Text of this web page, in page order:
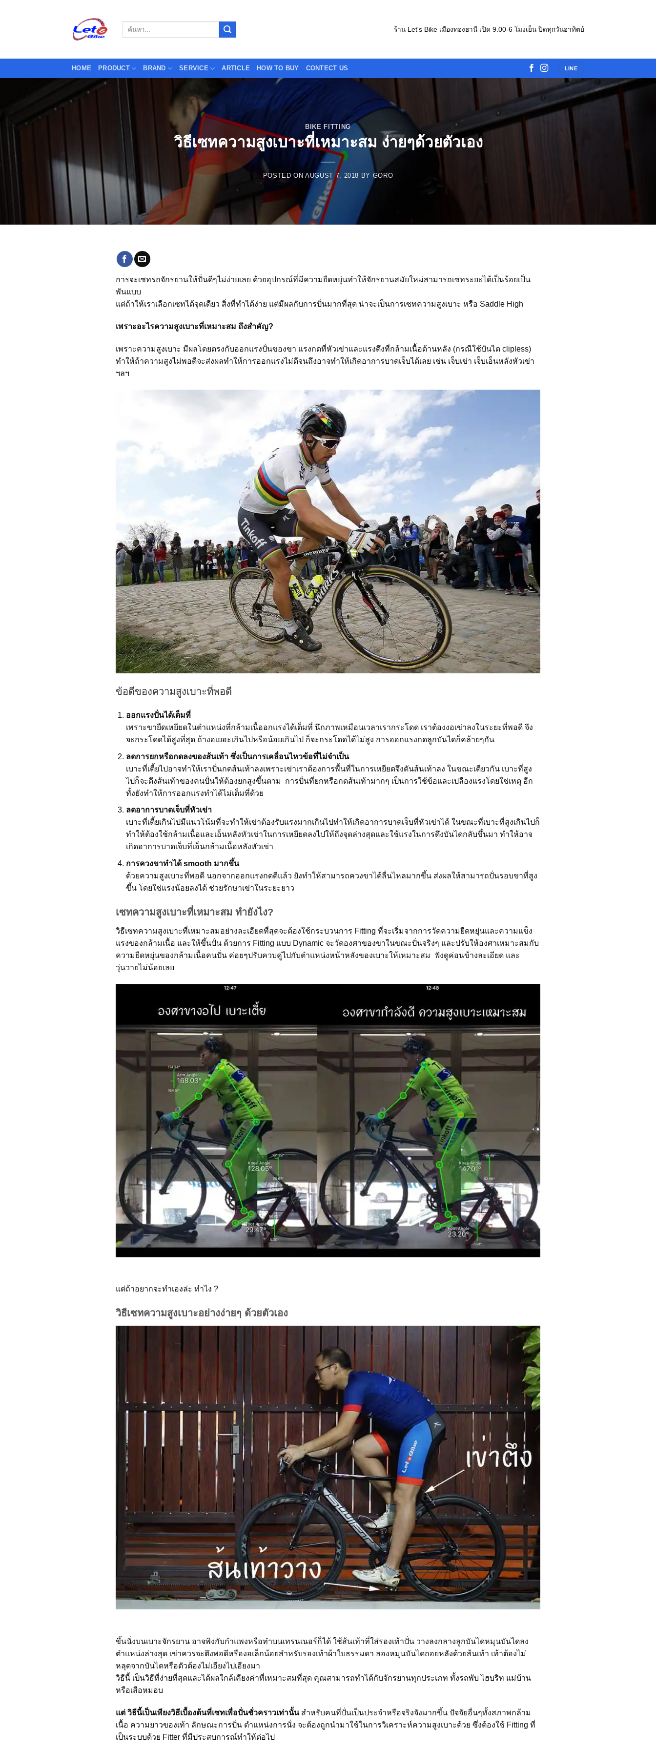
Search
ร้าน Let's Bike เมืองทองธานี เปิด 9.00-6 โมงเย็น ปิดทุกวันอาทิตย์
HOME PRODUCT BRAND SERVICE ARTICLE HOW TO BUY CONTECT US LINE
BIKE FITTING
วิธีเซทความสูงเบาะที่เหมาะสม ง่ายๆด้วยตัวเอง
POSTED ONAUGUST 7, 2018 BY GORO
การจะเซทรถจักรยานให้ปั่นดีๆไม่ง่ายเลย ด้วยอุปกรณ์ที่มีความยืดหยุ่นทำให้จักรยานสมัยใหม่สามารถเซทระยะได้เป็นร้อยเป็น
พันแบบ
แต่ถ้าให้เราเลือกเซทได้จุดเดียว สิ่งที่ทำได้ง่าย แต่มีผลกับการปั่นมากที่สุด น่าจะเป็นการเซทความสูงเบาะ หรือ Saddle High
เพราะอะไรความสูงเบาะที่เหมาะสม ถึงสำคัญ?
เพราะความสูงเบาะ มีผลโดยตรงกับออกแรงปั่นของขา แรงกดที่หัวเข่าและแรงดึงที่กล้ามเนื้อด้านหลัง (กรณีใช้บันได clipless)
ทำให้ถ้าความสูงไม่พอดีจะส่งผลทำให้การออกแรงไม่ดีจนถึงอาจทำให้เกิดอาการบาดเจ็บได้เลย เช่น เจ็บเข่า เจ็บเอ็นหลังหัวเข่า
ฯลฯ
ข้อดีของความสูงเบาะที่พอดี
ออกแรงปั่นได้เต็มที่
เพราะขายืดเหยียดในตำแหน่งที่กล้ามเนื้ออกแรงได้เต็มที่ นึกภาพเหมือนเวลาเรากระโดด เราต้องงอเข่าลงในระยะที่พอดี จึง
จะกระโดดได้สูงที่สุด ถ้างอเยอะเกินไปหรือน้อยเกินไป ก็จะกระโดดได้ไม่สูง การออกแรงกดลูกบันไดก็คล้ายๆกัน
ลดการยกหรือกดลงของส้นเท้า ซึ่งเป็นการเคลื่อนไหวข้อที่ไม่จำเป็น
เบาะที่เตี้ยไปอาจทำให้เราปั่นกดส้นเท้าลงเพราะเข่าเราต้องการพื้นที่ในการเหยียดจึงดันส้นเท้าลง ในขณะเดียวกัน เบาะที่สูง
ไปก็จะดึงส้นเท้าของคนปั่นให้ต้องยกสูงขึ้นตาม การปั่นที่ยกหรือกดส้นเท้ามากๆ เป็นการใช้ข้อและเปลืองแรงโดยใช่เหตุ อีก
ทั้งยังทำให้การออกแรงทำได้ไม่เต็มที่ด้วย
ลดอาการบาดเจ็บที่หัวเข่า
เบาะที่เตี้ยเกินไปมีแนวโน้มที่จะทำให้เข่าต้องรับแรงมากเกินไปทำให้เกิดอาการบาดเจ็บที่หัวเข่าได้ ในขณะที่เบาะที่สูงเกินไปก็
ทำให้ต้องใช้กล้ามเนื้อและเอ็นหลังหัวเข่าในการเหยียดลงไปให้ถึงจุดล่างสุดและใช้แรงในการดึงบันไดกลับขึ้นมา ทำให้อาจ
เกิดอาการบาดเจ็บที่เอ็นกล้ามเนื้อหลังหัวเข่า
การควงขาทำได้ smooth มากขึ้น
ด้วยความสูงเบาะที่พอดี นอกจากออกแรงกดดีแล้ว ยังทำให้สามารถควงขาได้ลื่นไหลมากขึ้น ส่งผลให้สามารถปั่นรอบขาที่สูง
ขึ้น โดยใช่แรงน้อยลงได้ ช่วยรักษาเข่าในระยะยาว
เซทความสูงเบาะที่เหมาะสม ทำยังไง?
วิธีเซทความสูงเบาะที่เหมาะสมอย่างละเอียดที่สุดจะต้องใช้กระบวนการ Fitting ที่จะเริ่มจากการวัดความยืดหยุ่นและความแข็ง
แรงของกล้ามเนื้อ และให้ขึ้นปั่น ด้วยการ Fitting แบบ Dynamic จะวัดองศาของขาในขณะปั่นจริงๆ และปรับให้องศาเหมาะสมกับ
ความยืดหยุ่นของกล้ามเนื้อคนปั่น ค่อยๆปรับควบคู่ไปกับตำแหน่งหน้าหลังของเบาะให้เหมาะสม ฟังดูค่อนข้างละเอียด และ
วุ่นวายไม่น้อยเลย
แต่ถ้าอยากจะทำเองล่ะ ทำไง ?
วิธีเซทความสูงเบาะอย่างง่ายๆ ด้วยตัวเอง
ขึ้นนั่งบนเบาะจักรยาน อาจพิงกับกำแพงหรือทำบนเทรนเนอร์ก็ได้ ใช้ส้นเท้าที่ใส่รองเท้าปั่น วางลงกลางลูกบันไดหมุนบันไดลง
ตำแหน่งล่างสุด เข่าควรจะตึงพอดีหรืองอเล็กน้อยสำหรับรองเท้าผ้าใบธรรมดา ลองหมุนบันไดถอยหลังด้วยส้นเท้า เท้าต้องไม่
หลุดจากบันไดหรือตัวต้องไม่เอียงไปเอียงมา
วิธีนี้ เป็นวิธีที่ง่ายที่สุดและได้ผลใกล้เคียงค่าที่เหมาะสมที่สุด คุณสามารถทำได้กับจักรยานทุกประเภท ทั้งรถพับ ไฮบริท แม่บ้าน
หรือเสือหมอบ
แต่ วิธีนี้เป็นเพียงวิธีเบื้องต้นที่เซทเพื่อปั่นชั่วคราวเท่านั้นสำหรับคนที่ปั่นเป็นประจำหรือจริงจังมากขึ้น ปัจจัยอื่นๆทั้งสภาพกล้าม
เนื้อ ความยาวของเท้า ลักษณะการปั่น ตำแหน่งการนั่ง จะต้องถูกนำมาใช้ในการวิเคราะห์ความสูงเบาะด้วย ซึ่งต้องใช้ Fitting ที่
เป็นระบบด้วย Fitter ที่มีประสบการณ์ทำให้ต่อไป